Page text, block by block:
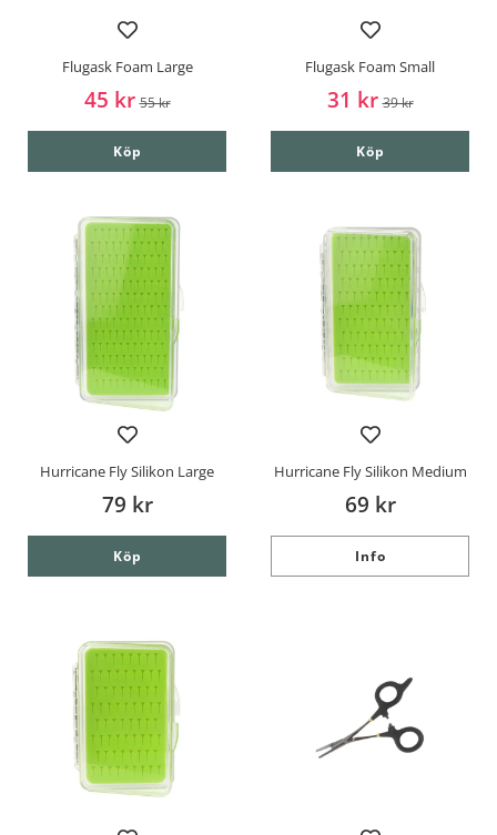
Flugask Foam Large
45 kr 55 kr
Köp
Flugask Foam Small
31 kr 39 kr
Köp
Hurricane Fly Silikon Large
79 kr
Köp
Hurricane Fly Silikon Medium
69 kr
Info